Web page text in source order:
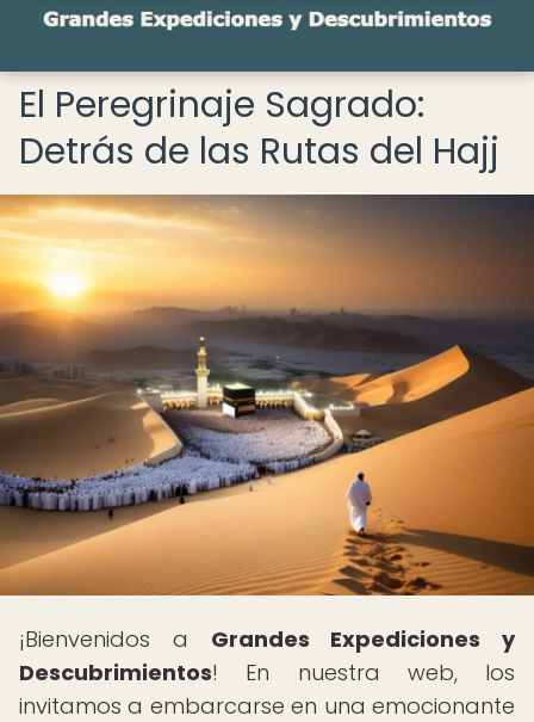
El Peregrinaje Sagrado:
Detrás de las Rutas del Hajj
¡Bienvenidos a Grandes Expediciones y
Descubrimientos! En nuestra web, los
invitamos a embarcarse en una emocionante